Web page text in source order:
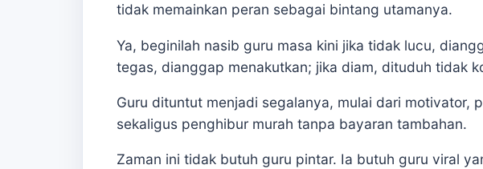
tidak memainkan peran sebagai bintang utamanya.
Ya, beginilah nasib guru masa kini jika tidak lucu,
tegas, dianggap menakutkan; jika diam, dituduh tidak
Guru dituntut menjadi segalanya, mulai dari motivator,
sekaligus penghibur murah tanpa bayaran tambahan.
Zaman ini tidak butuh guru pintar. Ia butuh guru viral